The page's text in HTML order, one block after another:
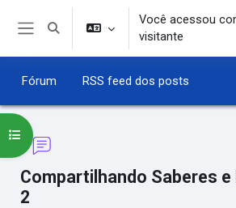
Ir para o conteúdo principal
Alternar entrada de pesquisa
Você acessou
visitante
Fórum RSS feed dos posts
Compartilhando Saberes e
2
Abrir índice do curso